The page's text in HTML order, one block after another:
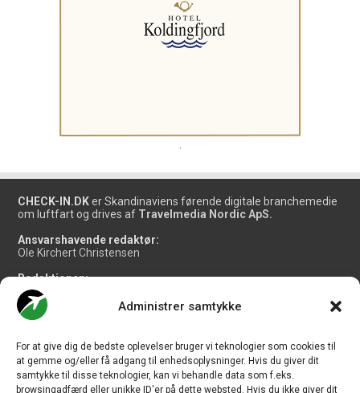
Administrer samtykke
For at give dig de bedste oplevelser bruger vi teknologier som cookies til
at gemme og/eller få adgang til enhedsoplysninger. Hvis du giver dit
samtykke til disse teknologier, kan vi behandle data som f.eks.
browsingadfærd eller unikke ID'er på dette websted. Hvis du ikke giver dit
CHECK-IN.DK er Skandinaviens førende digitale branchemedie
om luftfart og drives af Travelmedia Nordic ApS.
Ansvarshavende redaktør:
Ole Kirchert Christensen
Redaktionen:
Christian Granhøj Skouboe
Henrik Baumgarten
Danny Longhi Andreasen
Salg og jobannoncer:
salg@travelmedianordic.com